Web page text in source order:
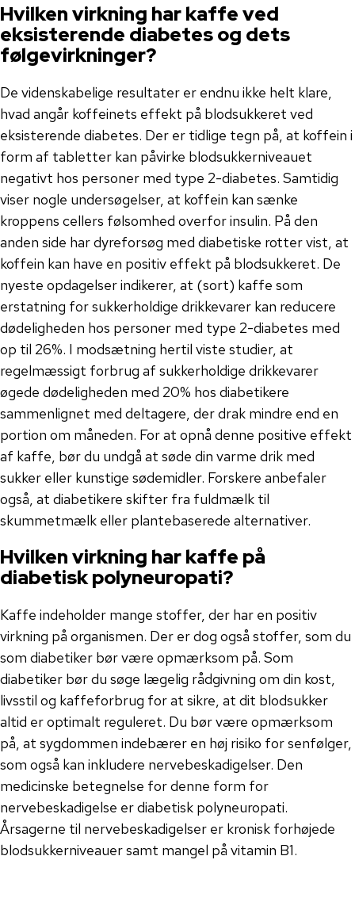
Hvilken virkning har kaffe ved
eksisterende diabetes og dets
følgevirkninger?
De videnskabelige resultater er endnu ikke helt klare,
hvad angår koffeinets effekt på blodsukkeret ved
eksisterende diabetes. Der er tidlige tegn på, at koffein i
form af tabletter kan påvirke blodsukkerniveauet
negativt hos personer med type 2-diabetes. Samtidig
viser nogle undersøgelser, at koffein kan sænke
kroppens cellers følsomhed overfor insulin. På den
anden side har dyreforsøg med diabetiske rotter vist, at
koffein kan have en positiv effekt på blodsukkeret. De
nyeste opdagelser indikerer, at (sort) kaffe som
erstatning for sukkerholdige drikkevarer kan reducere
dødeligheden hos personer med type 2-diabetes med
op til 26%. I modsætning hertil viste studier, at
regelmæssigt forbrug af sukkerholdige drikkevarer
øgede dødeligheden med 20% hos diabetikere
sammenlignet med deltagere, der drak mindre end en
portion om måneden. For at opnå denne positive effekt
af kaffe, bør du undgå at søde din varme drik med
sukker eller kunstige sødemidler. Forskere anbefaler
også, at diabetikere skifter fra fuldmælk til
skummetmælk eller plantebaserede alternativer.
Hvilken virkning har kaffe på
diabetisk polyneuropati?
Kaffe indeholder mange stoffer, der har en positiv
virkning på organismen. Der er dog også stoffer, som du
som diabetiker bør være opmærksom på. Som
diabetiker bør du søge lægelig rådgivning om din kost,
livsstil og kaffeforbrug for at sikre, at dit blodsukker
altid er optimalt reguleret. Du bør være opmærksom
på, at sygdommen indebærer en høj risiko for senfølger,
som også kan inkludere nervebeskadigelser. Den
medicinske betegnelse for denne form for
nervebeskadigelse er diabetisk polyneuropati.
Årsagerne til nervebeskadigelser er kronisk forhøjede
blodsukkerniveauer samt mangel på vitamin B1.